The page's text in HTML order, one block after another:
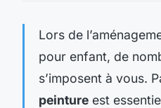
Lors de
pour enfant, de
s’imposent à vous.
peinture est